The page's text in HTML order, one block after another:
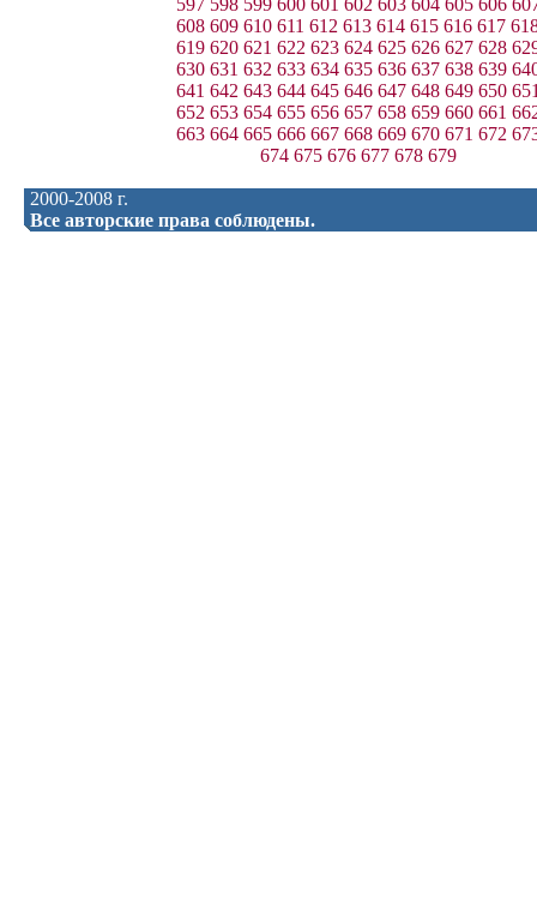
597 598 599 600 601 602 603 604 605 606
608 609 610 611 612 613 614 615 616 617
619 620 621 622 623 624 625 626 627 628
630 631 632 633 634 635 636 637 638 639
641 642 643 644 645 646 647 648 649 650
652 653 654 655 656 657 658 659 660 661
663 664 665 666 667 668 669 670 671 672
674 675 676 677 678 679
2000-2008 г.
Все авторские права соблюдены.